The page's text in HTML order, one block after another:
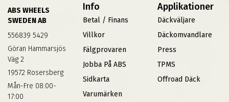
ABS WHEELS
SWEDEN AB
556839 5429
Göran Hammarsjös
Väg 2
19572 Rosersberg
Mån-Fre 08:00-
17:00
Info
Betal / Finans
Villkor
Fälgprovaren
Jobba På ABS
Sidkarta
Varumärken
Applikationer
Däckväljare
Däckomvandlare
Press
TPMS
Offroad Däck